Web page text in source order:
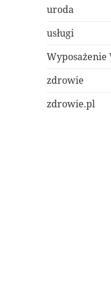
uroda
usługi
zdrowie
zdrowie.pl